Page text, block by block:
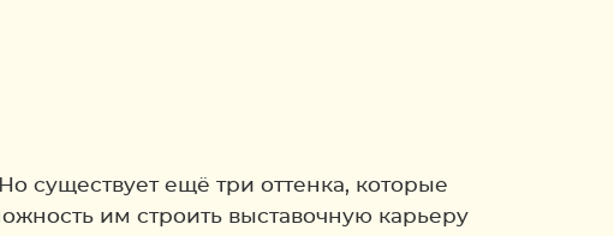
существует ещё три оттенка, которые
им строить выставочную карьеру